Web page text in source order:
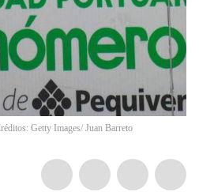
Getty Images/ Juan Barreto